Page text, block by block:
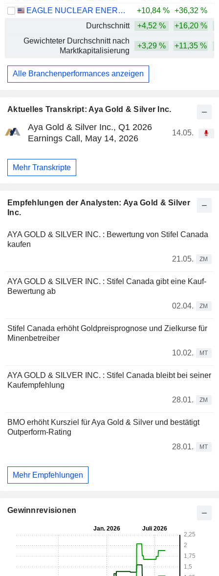
Aktuelles Transkript: Aya Gold & Silver Inc.
Aya Gold & Silver Inc., Q1 2026
Earnings Call, May 14, 2026
14.05.
Mehr Transkripte
Empfehlungen der Analysten: Aya Gold & Silver
Inc.
AYA GOLD & SILVER INC. : Bewertung von Stifel Canada
kaufen
21.05.
ZM
AYA GOLD & SILVER INC. : Stifel Canada gibt eine Kauf-
Bewertung ab
02.04.
ZM
Stifel Canada erhöht Goldpreisprognose und Zielkurse für
Minenbetreiber
10.02.
MT
AYA GOLD & SILVER INC. : Stifel Canada bleibt bei seiner
Kaufempfehlung
28.01.
ZM
BMO erhöht Kursziel für Aya Gold & Silver und bestätigt
Outperform-Rating
28.01.
MT
Mehr Empfehlungen
EAGLE NUCLEAR ENERGY CORP.
+10,84 % +36,32 %
Durchschnitt
+4,52 % +16,20 %
Gewichteter Durchschnitt nach
Marktkapitalisierung
+3,29 % +11,35 %
Alle Branchenperformances anzeigen
Gewinnrevisionen